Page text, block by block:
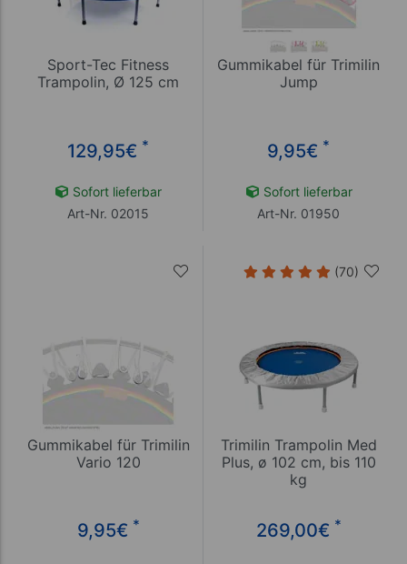
Sport-Tec Fitness
Trampolin, Ø 125 cm
129,95€ *
Sofort lieferbar
Art-Nr. 02015
Gummikabel für Trimilin
Jump
9,95€ *
Sofort lieferbar
Art-Nr. 01950
Gummikabel für Trimilin
Vario 120
9,95€ *
(70)
Trimilin Trampolin Med
Plus, ø 102 cm, bis 110
kg
269,00€ *